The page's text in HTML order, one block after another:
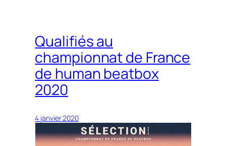
Qualifiés au
championnat de France
de human beatbox
2020
4 janvier 2020